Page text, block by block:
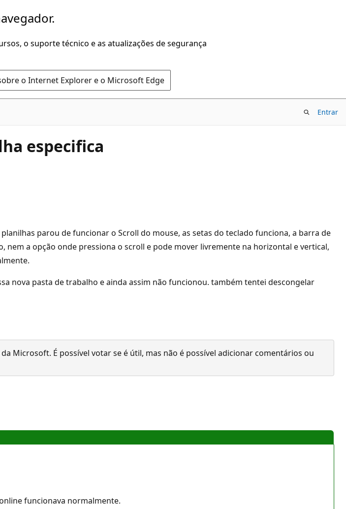
o suporte técnico e as atualizações de segurança
o Internet Explorer e o Microsoft Edge
Entrar
especifica
parou de funcionar o Scroll do mouse, as setas do teclado funciona, a barra de
a opção onde pressiona o scroll e pode mover livremente na horizontal e vertical,
nova pasta de trabalho e ainda assim não funcionou. também tentei descongelar
Microsoft. É possível votar se é útil, mas não é possível adicionar comentários ou
funcionava normalmente.